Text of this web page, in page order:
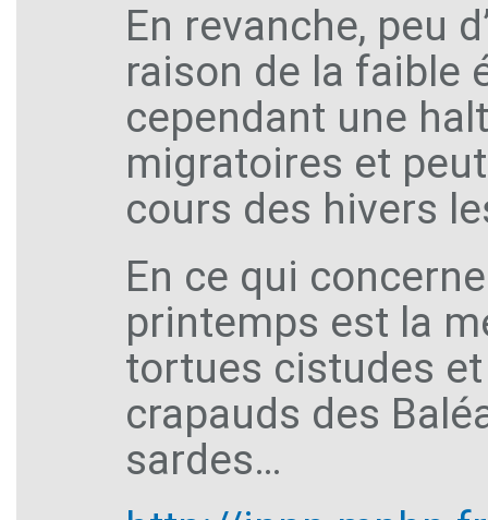
En revanche, peu
raison de la faible
cependant une
migratoires et
cours des hivers
En ce qui
printemps est la
tortues cistudes et
crapauds des
sardes…